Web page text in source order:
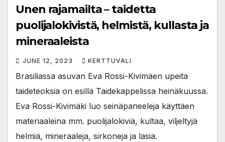
Unen rajamailta – taidetta
puolijalokivistä, helmistä, kullasta ja
mineraaleista
JUNE 12, 2023 KERTTUVALI
Brasiliassa asuvan Eva Rossi-Kivimäen upeita
taideteoksia on esillä Taidekappelissa heinäkuussa.
Eva Rossi-Kivimäki luo seinäpaneeleja käyttäen
materiaaleina mm. puolijalokiviä, kultaa, viljeltyjä
helmiä, mineraaleja, sirkoneja ja lasia.